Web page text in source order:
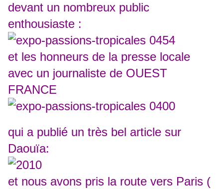
devant un nombreux public
enthousiaste :
et les honneurs de la presse locale
avec un journaliste de OUEST
FRANCE
qui a publié un très bel article sur
Daouïa:
et nous avons pris la route vers Paris (